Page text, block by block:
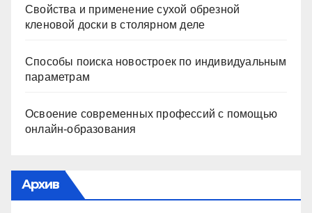
Свойства и применение сухой обрезной
кленовой доски в столярном деле
Способы поиска новостроек по индивидуальным
параметрам
Освоение современных профессий с помощью
онлайн-образования
Архив